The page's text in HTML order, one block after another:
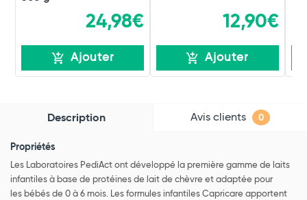
24,98€
Ajouter
12,90€
Ajouter
Description Avis clients 0
Propriétés
Les Laboratoires PediAct ont développé la première gamme de laits
infantiles à base de protéines de lait de chèvre et adaptée pour
les bébés de 0 à 6 mois. Les formules infantiles Capricare apportent